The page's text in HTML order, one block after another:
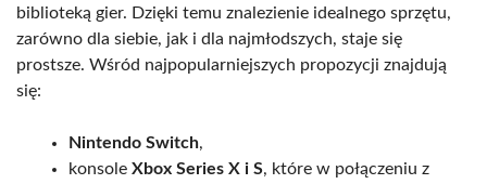
biblioteką gier. Dzięki temu znalezienie idealnego sprzętu,
zarówno dla siebie, jak i dla najmłodszych, staje się
prostsze. Wśród najpopularniejszych propozycji znajdują
się:
Nintendo Switch,
konsole Xbox Series X i S, które w połączeniu z